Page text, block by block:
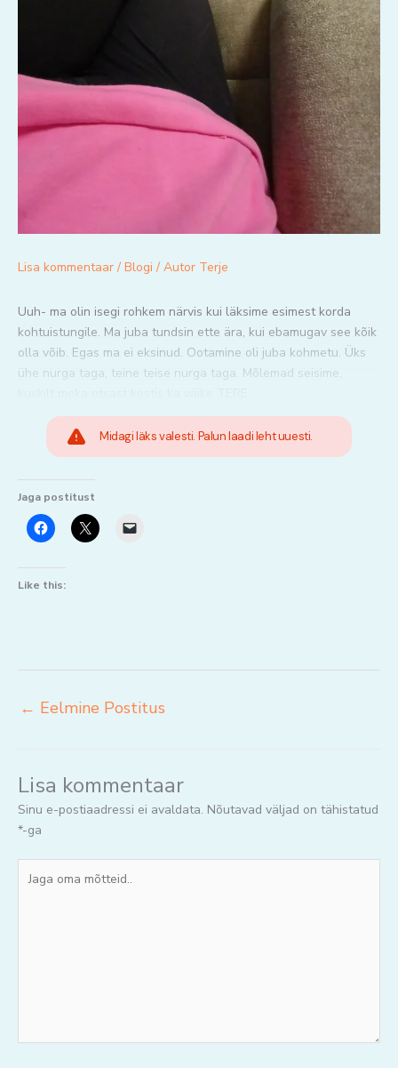
Lisa kommentaar / Blogi / Autor Terje
Uuh- ma olin isegi rohkem närvis kui läksime esimest korda
kohtuistungile. Ma juba tundsin ette ära, kui ebamugav see kõik
olla võib. Egas ma ei eksinud. Ootamine oli juba kohmetu. Üks
ühe nurga taga, teine teise nurga taga. Mõlemad seisime,
Midagi läks valesti. Palun laadi leht uuesti.
Jaga postitust
Like this:
← Eelmine Postitus
Lisa kommentaar
Sinu e-postiaadressi ei avaldata. Nõutavad väljad on tähistatud
*-ga
oma